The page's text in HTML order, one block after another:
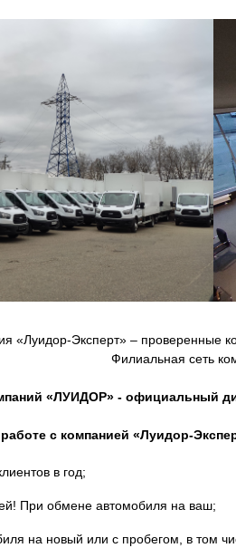
«Луидор-Эксперт» – проверенные
Филиальная сеть
«ЛУИДОР» - официальный
с компанией «Луидор-
в год;
При обмене автомобиля на ваш;
на новый или с пробегом, в том